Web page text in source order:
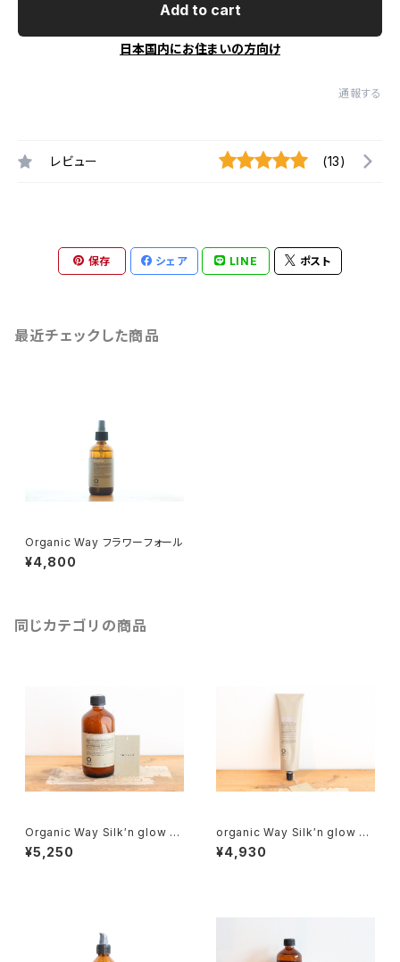
Add to cart
日本国内にお住まいの方向け
通報する
レビュー (13)
保存 シェア LINE ポスト
最近チェックした商品
Organic Way フラワーフォール
¥4,800
同じカテゴリの商品
Organic Way Silk′n glow H
air Bath[クセ毛向けシャンプ
ー]
¥5,250
organic Way Silk′n glow Ha
ir Mask[クセ毛向けトリートメ
ント]
¥4,930